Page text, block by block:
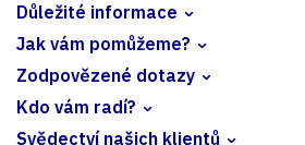
Důležité informace
Jak vám pomůžeme?
Zodpovězené dotazy
Kdo vám radí?
Svědectví našich klientů